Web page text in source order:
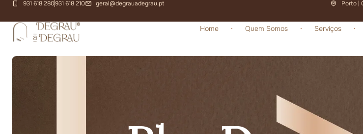
931 618 280931 618 210 geral@degrauadegrau.pt Porto |
Home Quem Somos Serviços